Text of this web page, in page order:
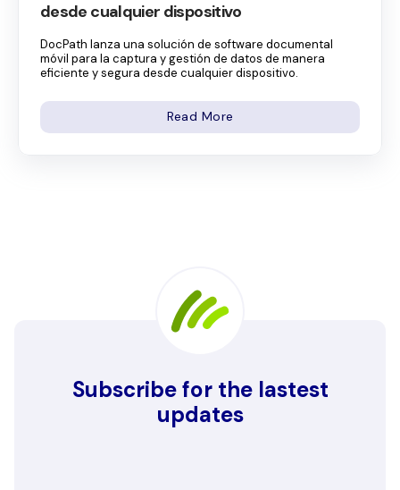
desde cualquier dispositivo
DocPath lanza una solución de software documental
móvil para la captura y gestión de datos de manera
eficiente y segura desde cualquier dispositivo.
Read More
Subscribe for the lastest
updates